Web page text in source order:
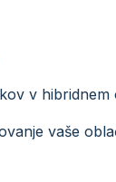
v hibridnem
vaše